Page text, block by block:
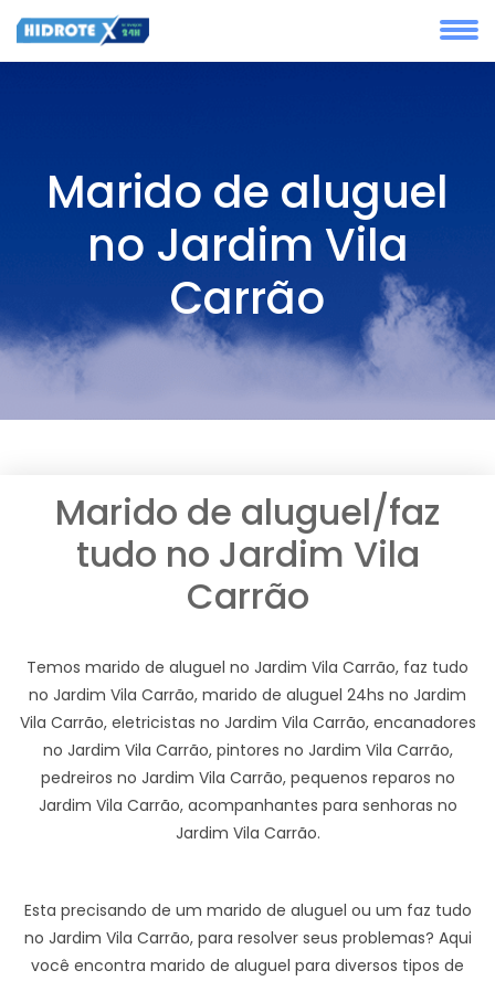
Marido de aluguel
no Jardim Vila
Carrão
Marido de aluguel/faz
tudo no Jardim Vila
Carrão
Temos marido de aluguel no Jardim Vila Carrão, faz tudo
no Jardim Vila Carrão, marido de aluguel 24hs no Jardim
Vila Carrão, eletricistas no Jardim Vila Carrão, encanadores
no Jardim Vila Carrão, pintores no Jardim Vila Carrão,
pedreiros no Jardim Vila Carrão, pequenos reparos no
Jardim Vila Carrão, acompanhantes para senhoras no
Jardim Vila Carrão.
Esta precisando de um marido de aluguel ou um faz tudo
no Jardim Vila Carrão, para resolver seus problemas? Aqui
você encontra marido de aluguel para diversos tipos de